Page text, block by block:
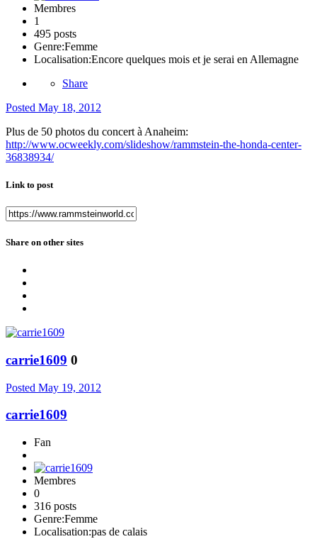
Membres
1
495 posts
Genre:Femme
Localisation:Encore quelques mois et je serai en Allemagne
Share
Posted May 18, 2012
Plus de 50 photos du concert à Anaheim:
http://www.ocweekly.com/slideshow/rammstein-the-honda-center-
36838934/
Link to post
Share on other sites
carrie1609 0
Posted May 19, 2012
carrie1609
Fan
Membres
0
316 posts
Genre:Femme
Localisation:pas de calais